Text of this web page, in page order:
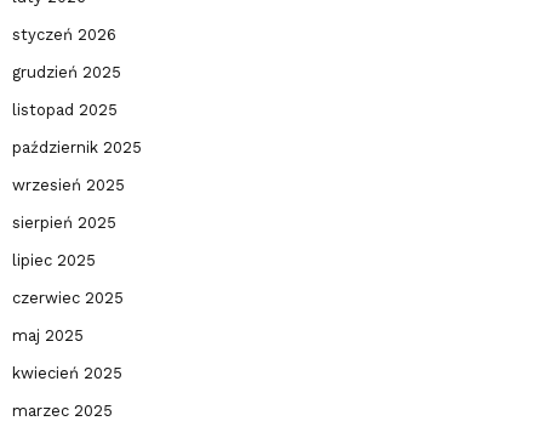
styczeń 2026
grudzień 2025
listopad 2025
październik 2025
wrzesień 2025
sierpień 2025
lipiec 2025
czerwiec 2025
maj 2025
kwiecień 2025
marzec 2025